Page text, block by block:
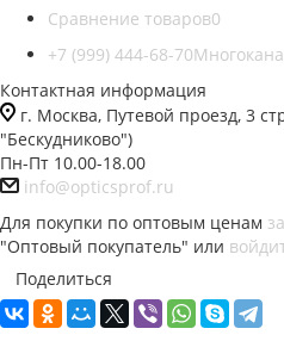
Сравнение товаров0
+7 (999) 444-68-70
Контактная информация
г. Москва, Путевой проезд, 3
"Бескудниково")
Пн-Пт 10.00-18.00
info@opticsprof.ru
Для покупки по оптовым ценам
"Оптовый покупатель" или
Поделиться